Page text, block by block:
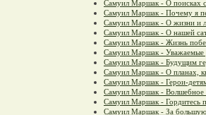
Самуил Маршак - О поисках
Самуил Маршак - Почему я
Самуил Маршак - О жизни и
Самуил Маршак - О нашей
Самуил Маршак - Жизнь
Самуил Маршак - Уважаемые
Самуил Маршак - Будущим
Самуил Маршак - О планах,
Самуил Маршак - Герои-
Самуил Маршак - Волшебное
Самуил Маршак - Гордитесь
Самуил Маршак - За большую